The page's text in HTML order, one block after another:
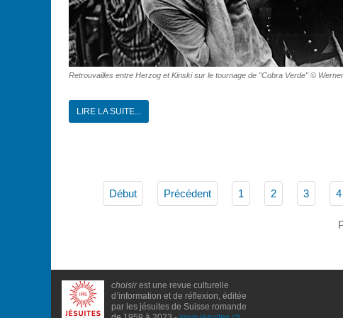
Retrouvailles entre Herzog et Kinski sur le tournage de "Cobra Verde" ©
LIRE LA SUITE...
Début Précédent 1 2 3 4
choisirest une revue culturelle
d’information et de réflexion, éditée
par les jésuites de Suisse romande